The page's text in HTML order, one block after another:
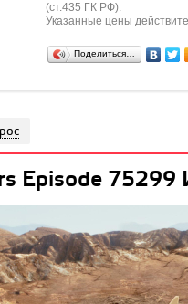
(ст.435 ГК РФ).
Указанные цены
Поделиться…
Episode 75299